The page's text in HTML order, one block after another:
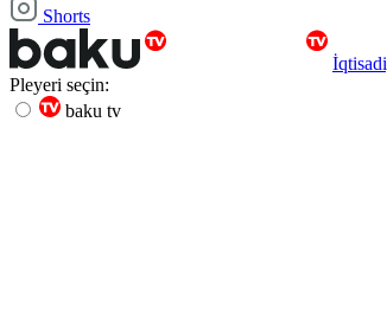
Shorts
Pleyeri seçin:
baku tv